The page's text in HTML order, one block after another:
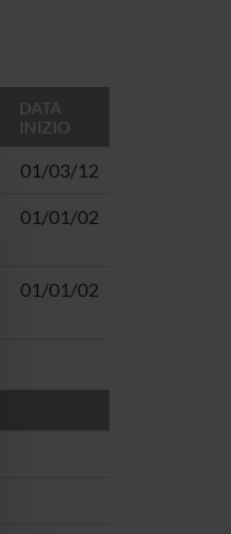
DATA
INIZIO
01/03/12
01/01/02
01/01/02